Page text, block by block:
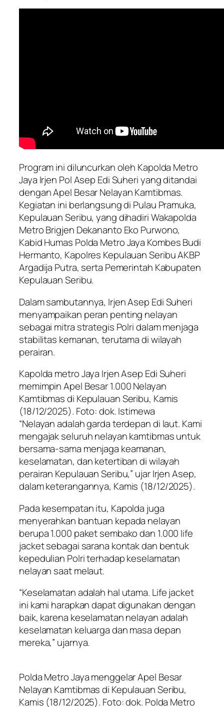
Program ini diluncurkan oleh Kapolda Metro
Jaya Irjen Pol Asep Edi Suheri yang ditandai
dengan Apel Besar Nelayan Kamtibmas.
Kegiatan ini berlangsung di Pulau Pramuka,
Kepulauan Seribu, yang dihadiri Wakapolda
Metro Brigjen Dekananto Eko Purwono,
Kabid Humas Polda Metro Jaya Kombes Budi
Hermanto, Kapolres Kepulauan Seribu AKBP
Argadija Putra, serta Pemerintah Kabupaten
Kepulauan Seribu.
Dalam sambutannya, Irjen Asep Edi Suheri
menyampaikan peran penting nelayan
sebagai mitra strategis Polri dalam menjaga
stabilitas kemanan, terutama di wilayah
perairan.
Kapolda metro Jaya Irjen Asep Edi Suheri
memimpin Apel Besar 1.000 Nelayan
Kamtibmas di Kepulauan Seribu, Kamis
(18/12/2025). Foto: dok. Istimewa
“Nelayan adalah garda terdepan di laut. Kami
mengajak seluruh nelayan kamtibmas untuk
bersama-sama menjaga keamanan,
keselamatan, dan ketertiban di wilayah
perairan Kepulauan Seribu,” ujar Irjen Asep,
dalam keterangannya, Kamis (18/12/2025).
Pada kesempatan itu, Kapolda juga
menyerahkan bantuan kepada nelayan
berupa 1.000 paket sembako dan 1.000 life
jacket sebagai sarana kontak dan bentuk
kepedulian Polri terhadap keselamatan
nelayan saat melaut.
“Keselamatan adalah hal utama. Life jacket
ini kami harapkan dapat digunakan dengan
baik, karena keselamatan nelayan adalah
keselamatan keluarga dan masa depan
mereka,” ujarnya.
Polda Metro Jaya menggelar Apel Besar
Nelayan Kamtibmas di Kepulauan Seribu,
Kamis (18/12/2025). Foto: dok. Polda Metro